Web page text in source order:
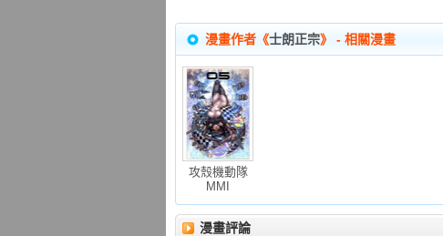
漫畫作者《士朗正宗》 - 相關漫畫
攻殼機動隊
MMI
漫畫評論